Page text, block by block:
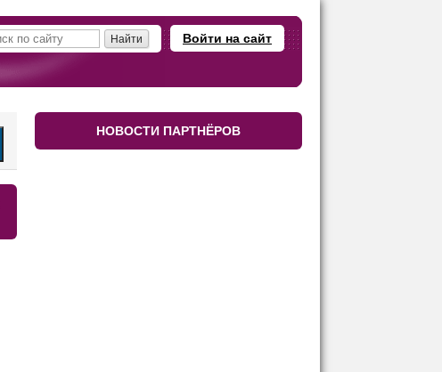
Войти на сайт
НОВОСТИ ПАРТНЁРОВ